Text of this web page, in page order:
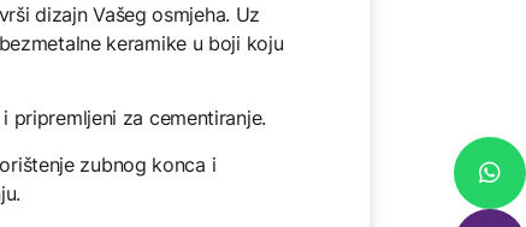
dizajn Vašeg osmjeha. Uz
keramike u boji koju
pripremljeni za cementiranje.
zubnog konca i